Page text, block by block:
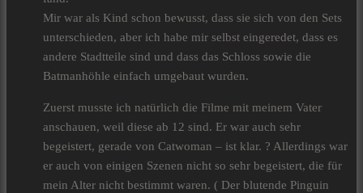
Mir war als Kind schon bewusst, dass sie sich von den Sets
unterschieden, aber ich habe mir selbst eingeredet, dass es
andere Stadtteile sind und dass das Schloss sowie die
Batmanhöhle einfach umgebaut wurden.
Zuerst musste ich natürlich die Filme mit meinem Vater
anschauen, weil diese ab 12 sind. Er war auch sehr
begeistert, gerade von Catwoman – ist klar. ? Allerdings war
er auch von einigen Szenen nicht so sehr begeistert, die für
mein Alter nicht bestimmt waren. ( Der blutende Pinguin